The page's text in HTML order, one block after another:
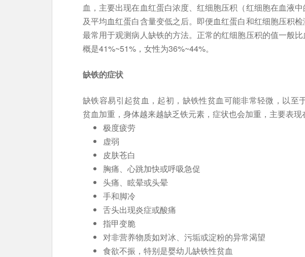
血，主要出现在血红蛋白浓度、红细胞压积（红细胞在血液
及平均血红蛋白含量变低之后。即便血红蛋白和红细胞压积
最常用于观测病人缺铁的方法。正常的红细胞压积的值一般
概是41%~51%，女性为36%~44%。
缺铁的症状
缺铁容易引起贫血，起初，缺铁性贫血可能非常轻微，以至
贫血加重，身体越来越缺乏铁元素，症状也会加重，主要表现
极度疲劳
虚弱
皮肤苍白
胸痛、心跳加快或呼吸急促
头痛、眩晕或头晕
手和脚冷
舌头出现炎症或酸痛
指甲变脆
对非营养物质如对冰、污垢或淀粉的异常渴望
食欲不振，特别是婴幼儿缺铁性贫血